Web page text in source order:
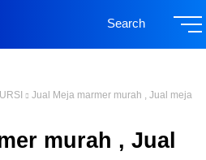
Search
Jual Meja marmer murah , Jual meja
murah , Jual